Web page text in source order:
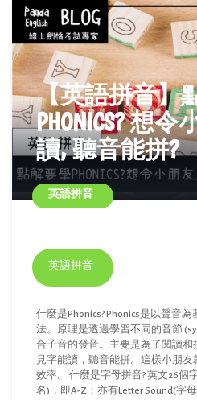
【英語拼音】
PHONICS? 想
讀, 聽音能拼?
英語拼音
英語拼音
什麼是Phonics? Phonics是以聲音
法。原理是透過學習不同的音節
合子音的發音。主要是為了閱讀
見字能讀，聽音能拼。這樣小朋
效率。 什麼是字母拼音? 英文26個
名)，即A-Z；亦有Letter Sound(字